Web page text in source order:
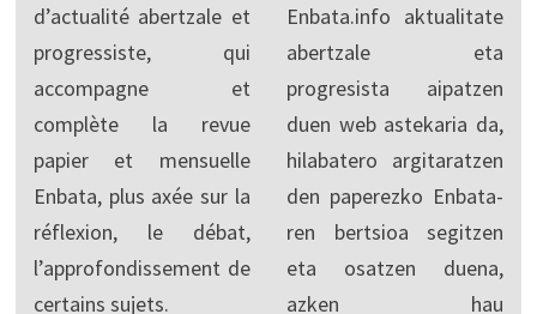
d’actualité abertzale et
progressiste, qui
accompagne et
complète la revue
papier et mensuelle
Enbata, plus axée sur la
réflexion, le débat,
l’approfondissement de
certains sujets.
Enbata.info aktualitate
abertzale eta
progresista aipatzen
duen web astekaria da,
hilabatero argitaratzen
den paperezko Enbata-
ren bertsioa segitzen
eta osatzen duena,
azken hau